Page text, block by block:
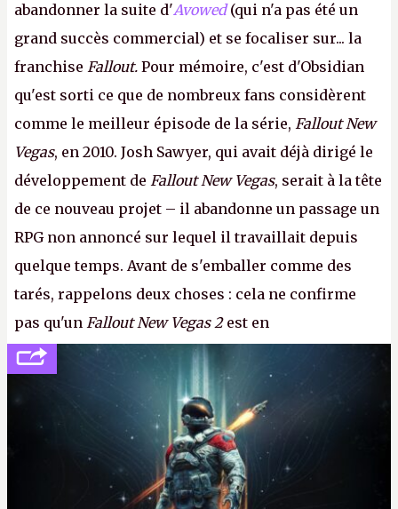
abandonner la suite d'Avowed(qui n'a pas été un
grand succès commercial) et se focaliser sur... la
franchise Fallout. Pour mémoire, c'est d'Obsidian
qu'est sorti ce que de nombreux fans considèrent
comme le meilleur épisode de la série, Fallout New
Vegas, en 2010. Josh Sawyer, qui avait déjà dirigé le
développement de Fallout New Vegas, serait à la tête
de ce nouveau projet – il abandonne un passage un
RPG non annoncé sur lequel il travaillait depuis
quelque temps. Avant de s'emballer comme des
tarés, rappelons deux choses : cela ne confirme
pas qu'un Fallout New Vegas 2est en
développement (pour ce que l'on sait, ils bossent
peut-être sur
Fallout Football ou
Fallout vs. Les
Lapins Crétins) et l'Obsidian d'aujourd'hui n'est plus
le même studio qu'il y a 15 ans. Mais bon, OK, on
peut commencer à fantasmer.A.